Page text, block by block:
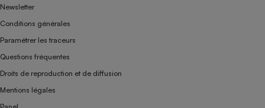
Newsletter
Conditions générales
Paramétrer les traceurs
Questions fréquentes
Droits de reproduction et de diffusion
Mentions légales